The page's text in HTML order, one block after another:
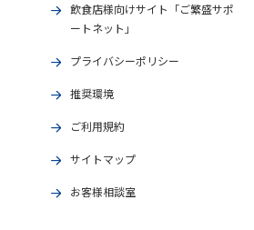
飲食店様向けサイト「ご繁盛サポ
ートネット」
プライバシーポリシー
推奨環境
ご利用規約
サイトマップ
お客様相談室